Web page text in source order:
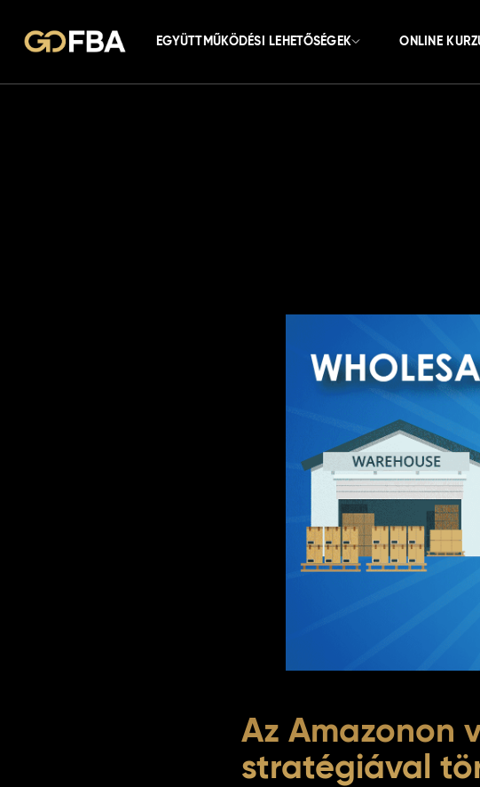
EGYÜTTMŰKÖDÉSI LEHETŐSÉGEK ONLINE
Az Amazonon
stratégiával